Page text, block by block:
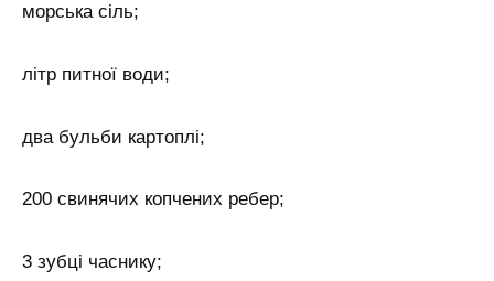
морська сіль;
літр питної води;
два бульби картоплі;
200 свинячих копчених ребер;
3 зубці часнику;